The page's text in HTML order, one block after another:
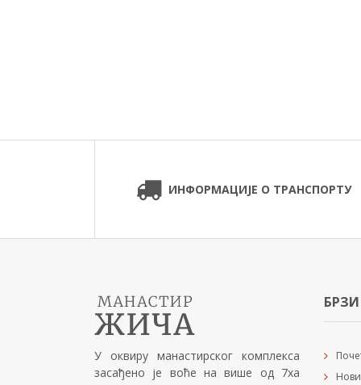
ИНФОРМАЦИЈЕ О ТРАНСПОРТУ
У оквиру манастирског комплекса
засађено је воће на више од 7ха